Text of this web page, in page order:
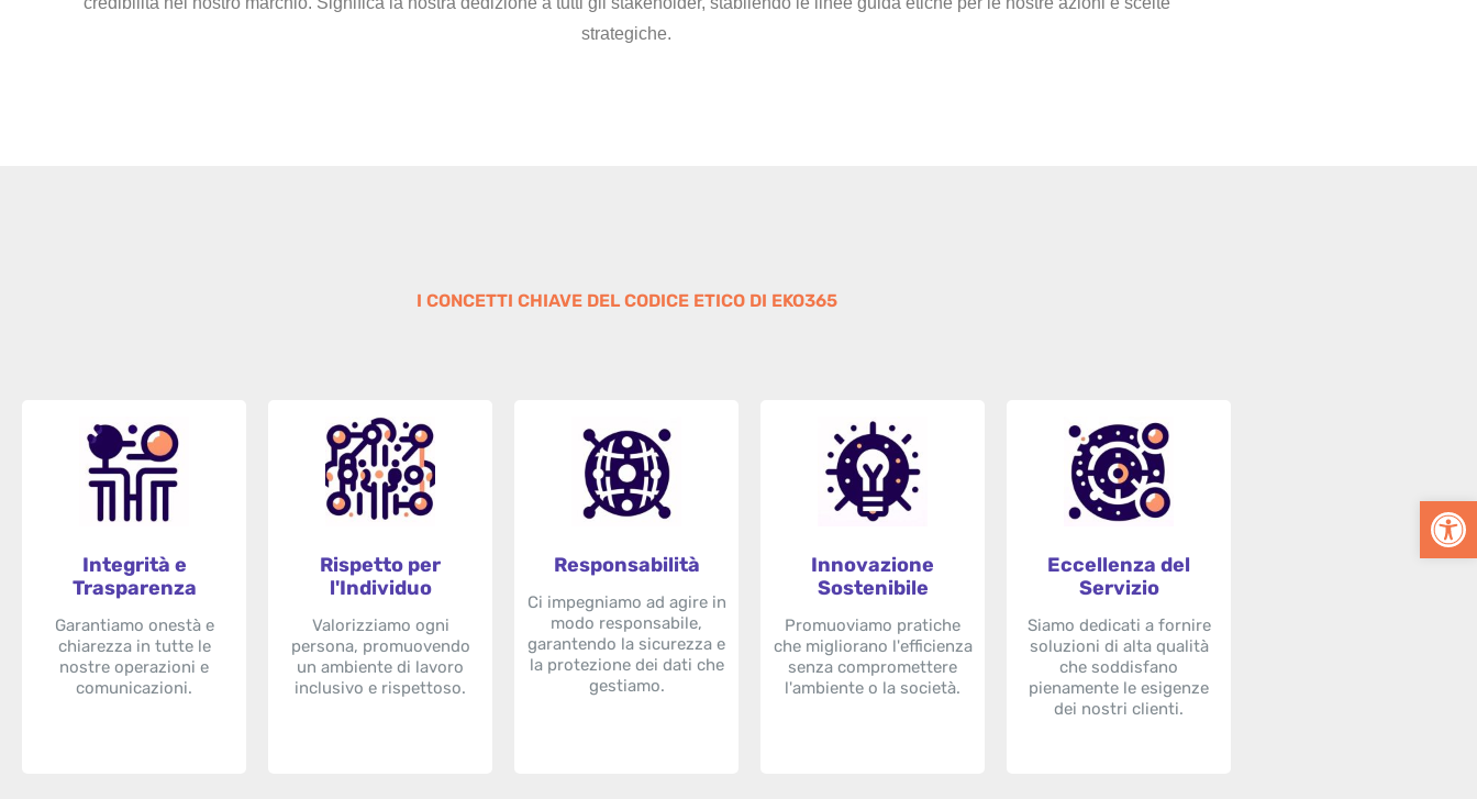
Apri la barra degli strumenti
strategiche.
I CONCETTI CHIAVE DEL CODICE ETICO DI EKO365
Integrità e
Trasparenza
Garantiamo onestà e
chiarezza in tutte le
nostre operazioni e
comunicazioni.
Rispetto per
l'Individuo
Valorizziamo ogni
persona, promuovendo
un ambiente di lavoro
inclusivo e rispettoso.
Responsabilità
Ci impegniamo ad agire in
modo responsabile,
garantendo la sicurezza e
la protezione dei dati che
gestiamo.
Innovazione
Sostenibile
Promuoviamo pratiche
che migliorano l'efficienza
senza compromettere
l'ambiente o la società.
Eccellenza del
Servizio
Siamo dedicati a fornire
soluzioni di alta qualità
che soddisfano
pienamente le esigenze
dei nostri clienti.